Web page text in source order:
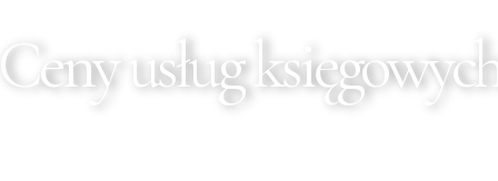
Ceny usług